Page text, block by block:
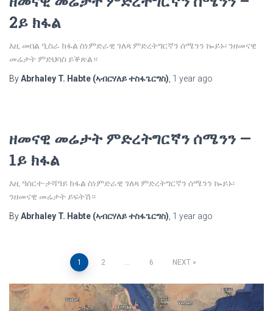
2ይ ክፋል
እዚ መበል ዒስራ ክፋል ስነምድራዊ ገለጻ ምድረትግርኛን ሰሜንን ኰይኑ፡ ንዘመናዊ
መሬታት ምድህሳስ ይቕጽል።
ByAbrhaley T. Habte (ኣብርሃለይ ተስፋጌርግስ) 1 year ago
ዘመናዊ መሬታት ምድረትግርኛን ሰሜንን —
1ይ ክፋል
እዚ ዓሰርተ-ታሻዓይ ክፋል ስነምድራዊ ገለጻ ምድረትግርኛን ሰሜንን ኰይኑ፡
ንዘመናዊ መሬታት ይፍትሽ።
ByAbrhaley T. Habte (ኣብርሃለይ ተስፋጌርግስ) 1 year ago
pagination
1 2 … 6 NEXT